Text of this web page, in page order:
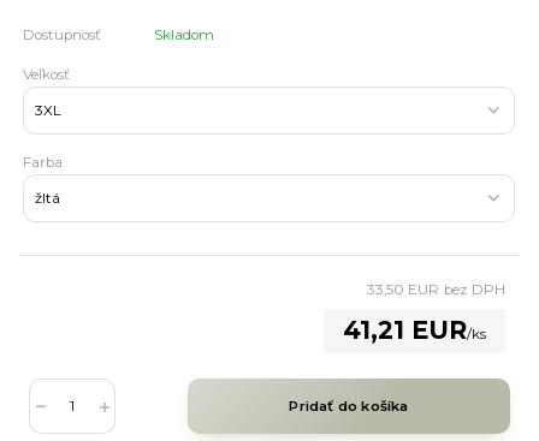
Dostupnosť Skladom
Veľkosť
Farba
41,21 EUR/ks
33,50 EUR bez DPH
Pridať do košíka